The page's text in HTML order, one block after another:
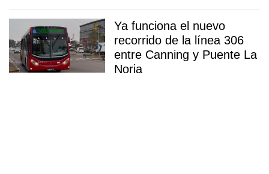
Ya funciona el nuevo
recorrido de la línea 306
entre Canning y Puente La
Noria